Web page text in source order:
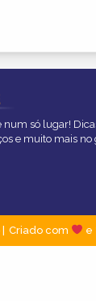
só lugar!
e muito mais
Criado com e